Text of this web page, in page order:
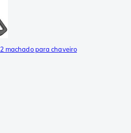
machado para chaveiro